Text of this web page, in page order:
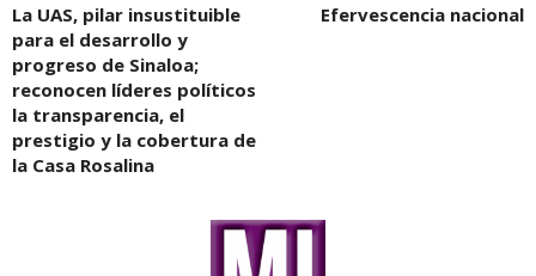
La UAS, pilar insustituible
para el desarrollo y
progreso de Sinaloa;
reconocen líderes políticos
la transparencia, el
prestigio y la cobertura de
la Casa Rosalina
Efervescencia nacional